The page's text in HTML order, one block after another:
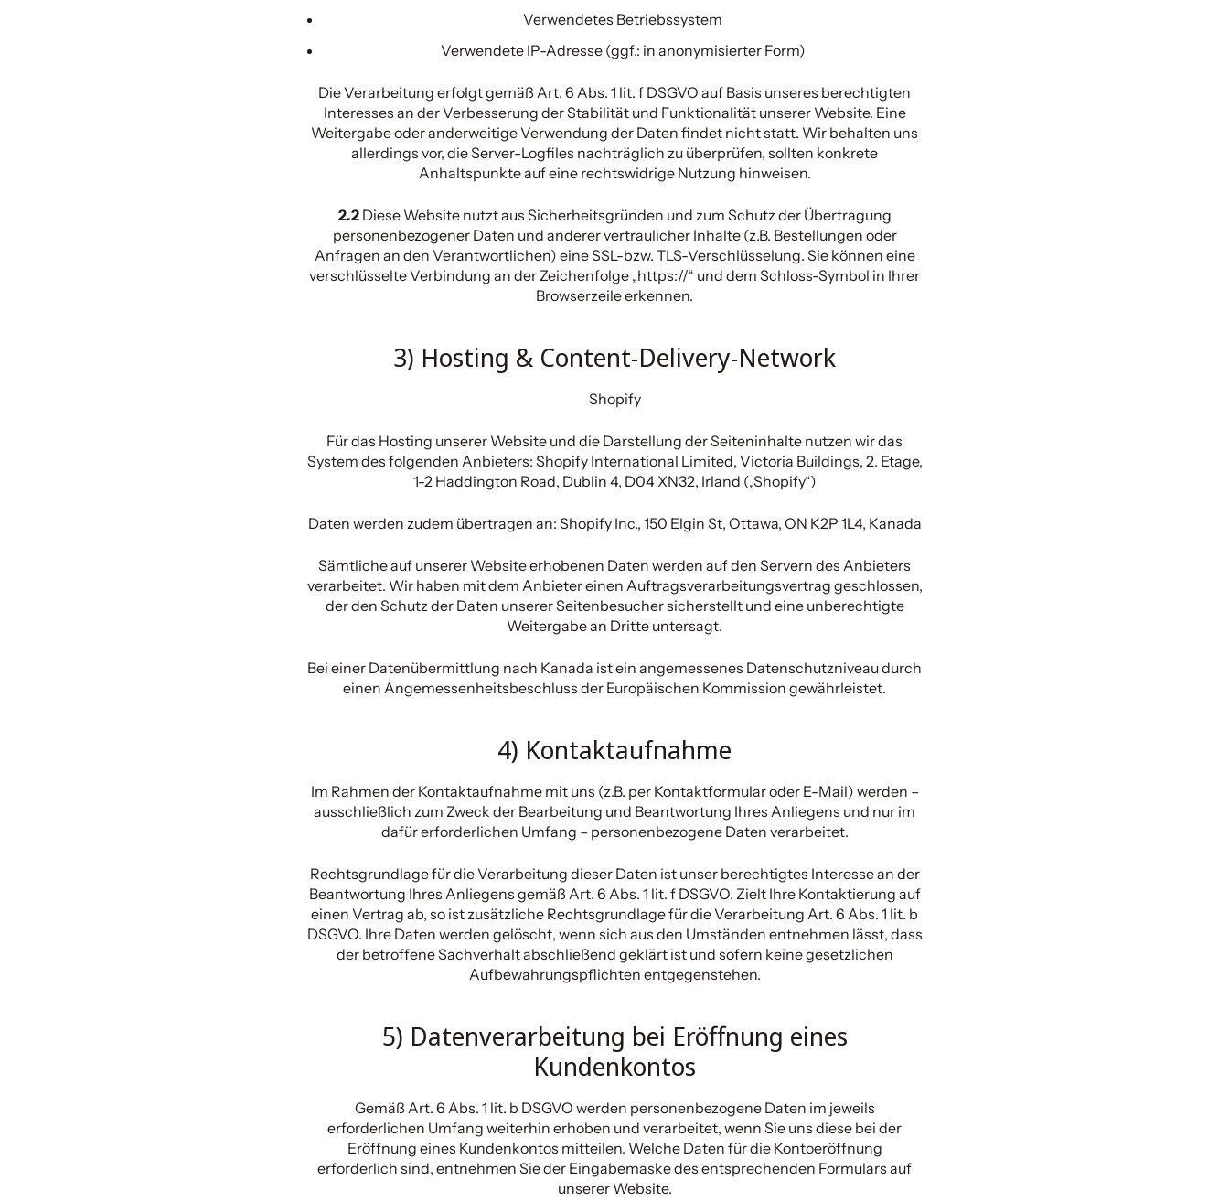
Verwendetes Betriebssystem
Verwendete IP-Adresse (ggf.: in anonymisierter Form)
Die Verarbeitung erfolgt gemäß Art. 6 Abs. 1 lit. f DSGVO auf Basis unseres berechtigten
Interesses an der Verbesserung der Stabilität und Funktionalität unserer Website. Eine
Weitergabe oder anderweitige Verwendung der Daten findet nicht statt. Wir behalten uns
allerdings vor, die Server-Logfiles nachträglich zu überprüfen, sollten konkrete
Anhaltspunkte auf eine rechtswidrige Nutzung hinweisen.
2.2Diese Website nutzt aus Sicherheitsgründen und zum Schutz der Übertragung
personenbezogener Daten und anderer vertraulicher Inhalte (z.B. Bestellungen oder
Anfragen an den Verantwortlichen) eine SSL-bzw. TLS-Verschlüsselung. Sie können eine
verschlüsselte Verbindung an der Zeichenfolge „https://“ und dem Schloss-Symbol in Ihrer
Browserzeile erkennen.
3) Hosting & Content-Delivery-Network
Shopify
Für das Hosting unserer Website und die Darstellung der Seiteninhalte nutzen wir das
System des folgenden Anbieters: Shopify International Limited, Victoria Buildings, 2. Etage,
1-2 Haddington Road, Dublin 4, D04 XN32, Irland („Shopify“)
Daten werden zudem übertragen an: Shopify Inc., 150 Elgin St, Ottawa, ON K2P 1L4, Kanada
Sämtliche auf unserer Website erhobenen Daten werden auf den Servern des Anbieters
verarbeitet. Wir haben mit dem Anbieter einen Auftragsverarbeitungsvertrag geschlossen,
der den Schutz der Daten unserer Seitenbesucher sicherstellt und eine unberechtigte
Weitergabe an Dritte untersagt.
Bei einer Datenübermittlung nach Kanada ist ein angemessenes Datenschutzniveau durch
einen Angemessenheitsbeschluss der Europäischen Kommission gewährleistet.
4) Kontaktaufnahme
Im Rahmen der Kontaktaufnahme mit uns (z.B. per Kontaktformular oder E-Mail) werden –
ausschließlich zum Zweck der Bearbeitung und Beantwortung Ihres Anliegens und nur im
dafür erforderlichen Umfang – personenbezogene Daten verarbeitet.
Rechtsgrundlage für die Verarbeitung dieser Daten ist unser berechtigtes Interesse an der
Beantwortung Ihres Anliegens gemäß Art. 6 Abs. 1 lit. f DSGVO. Zielt Ihre Kontaktierung auf
einen Vertrag ab, so ist zusätzliche Rechtsgrundlage für die Verarbeitung Art. 6 Abs. 1 lit. b
DSGVO. Ihre Daten werden gelöscht, wenn sich aus den Umständen entnehmen lässt, dass
der betroffene Sachverhalt abschließend geklärt ist und sofern keine gesetzlichen
Aufbewahrungspflichten entgegenstehen.
5) Datenverarbeitung bei Eröffnung eines
Kundenkontos
Gemäß Art. 6 Abs. 1 lit. b DSGVO werden personenbezogene Daten im jeweils
erforderlichen Umfang weiterhin erhoben und verarbeitet, wenn Sie uns diese bei der
Eröffnung eines Kundenkontos mitteilen. Welche Daten für die Kontoeröffnung
erforderlich sind, entnehmen Sie der Eingabemaske des entsprechenden Formulars auf
unserer Website.